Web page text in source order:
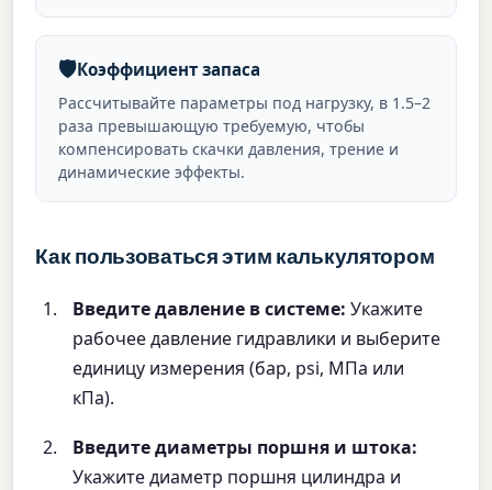
🛡️Коэффициент запаса
Рассчитывайте параметры под нагрузку, в 1.5–2
раза превышающую требуемую, чтобы
компенсировать скачки давления, трение и
динамические эффекты.
Как пользоваться этим калькулятором
Введите давление в системе: Укажите
рабочее давление гидравлики и выберите
единицу измерения (бар, psi, МПа или
кПа).
Введите диаметры поршня и штока:
Укажите диаметр поршня цилиндра и